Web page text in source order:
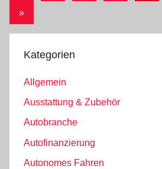
der
Beiträge
Nächste
»
Kategorien
Allgemein
Ausstattung & Zubehör
Autobranche
Autofinanzierung
Autonomes Fahren